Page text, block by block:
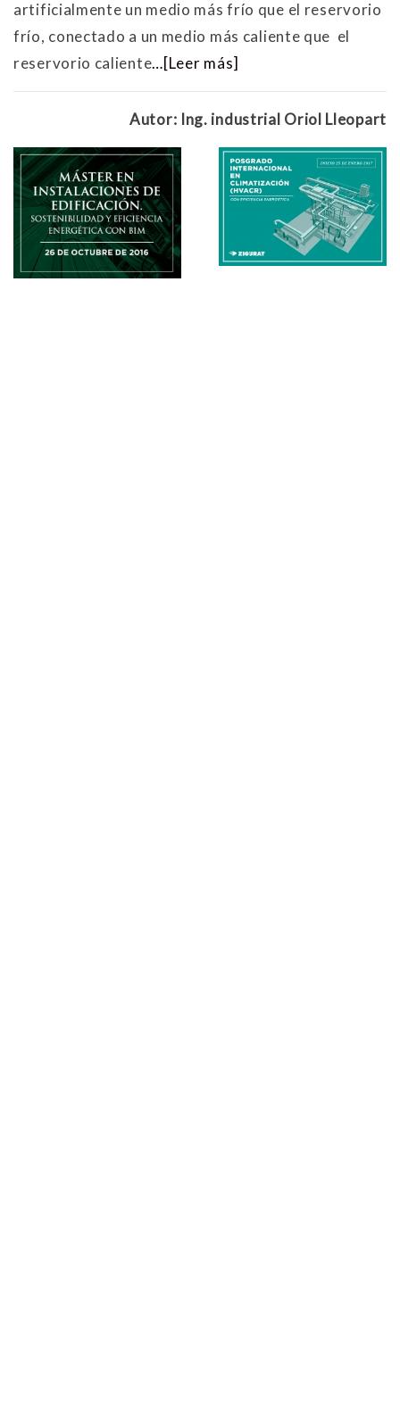
artificialmente un medio más frío que el reservorio
frío, conectado a un medio más caliente que el
reservorio caliente…[Leer más]
Autor: Ing. industrial Oriol Lleopart